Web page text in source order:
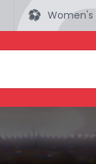
Women's